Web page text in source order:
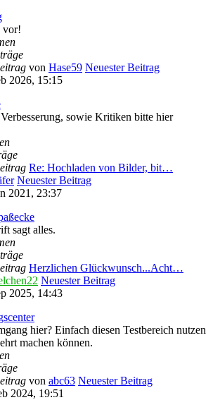
vor!
von Hase59 Neuester Beitrag
2026, 15:15
sowie Kritiken bitte hier
Re: Hochladen von Bilder, bit…
Neuester Beitrag
2021, 23:37
sagt alles.
Herzlichen Glückwunsch...Acht…
Neuester Beitrag
2025, 14:43
hier? Einfach diesen Testbereich nutzen
machen können.
von abc63 Neuester Beitrag
2024, 19:51